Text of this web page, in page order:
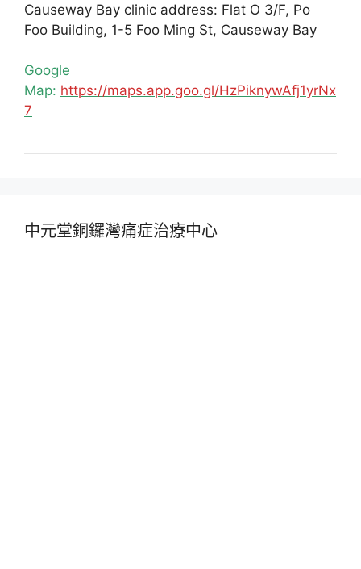
Causeway Bay clinic address: Flat O 3/F, Po
Foo Building, 1-5 Foo Ming St, Causeway Bay
Google
Map: https://maps.app.goo.gl/HzPiknywAfj1yrNx
7
中元堂銅鑼灣痛症治療中心